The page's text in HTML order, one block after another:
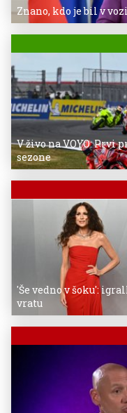
Znano, kdo je bil v
V živo na VOYO:
sezone
'Še vedno v šoku':
vratu